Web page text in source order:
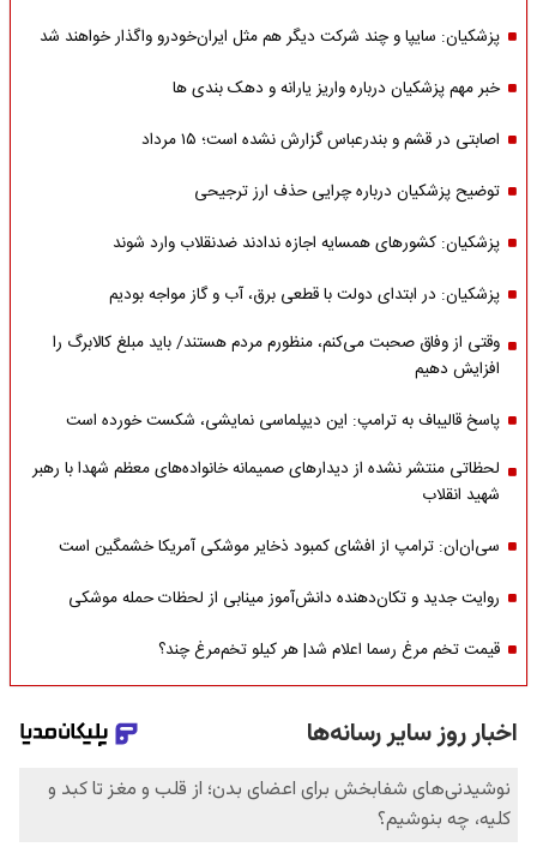
پزشکیان: سایپا و چند شرکت دیگر هم مثل ایران‌خودرو واگذار خواهند شد
خبر مهم پزشکیان درباره واریز یارانه و دهک بندی ها
اصابتی در قشم و بندرعباس گزارش نشده است؛ ۱۵ مرداد
توضیح پزشکیان درباره چرایی حذف ارز ترجیحی
پزشکیان: کشورهای همسایه اجازه ندادند ضدنقلاب وارد شوند
پزشکیان: در ابتدای دولت با قطعی برق، آب و گاز مواجه بودیم
وقتی از وفاق صحبت می‌کنم، منظورم مردم هستند/ باید مبلغ کالابرگ را
افزایش دهیم
پاسخ قالیباف به ترامپ: این دیپلماسی نمایشی، شکست خورده است
لحظاتی منتشر نشده از دیدارهای صمیمانه خانواده‌های معظم شهدا با رهبر
شهید انقلاب
سی‌ان‌ان: ترامپ از افشای کمبود ذخایر موشکی آمریکا خشمگین است
روایت جدید و تکان‌دهنده دانش‌آموز مینابی از لحظات حمله موشکی
قیمت تخم مرغ رسما اعلام شد| هر کیلو تخم‌مرغ چند؟